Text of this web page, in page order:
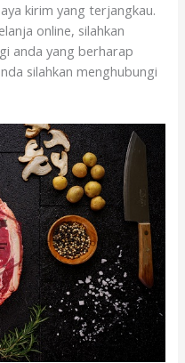
kirim yang terjangkau.
online, silahkan
anda yang berharap
silahkan menghubungi